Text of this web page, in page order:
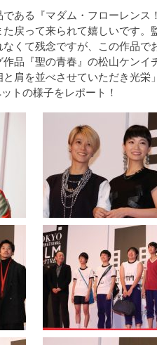
ある『マダム・フローレン
戻って来られて嬉しいです
くて残念ですが、この作品
品『聖の青春』の松山ケン
肩を並べさせていただき光栄
トの様子をレポート！